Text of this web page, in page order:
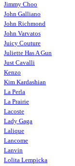
Jimmy Choo
John Galliano
John Richmond
John Varvatos
Juicy Couture
Juliette Has A Gun
Just Cavalli
Kenzo
Kim Kardashian
La Perla
La Prairie
Lacoste
Lady Gaga
Lalique
Lancome
Lanvin
Lolita Lempicka